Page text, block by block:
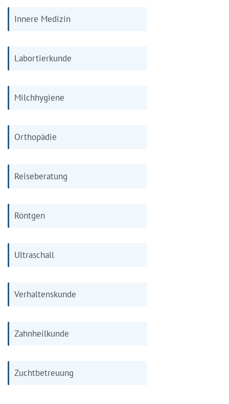
Innere Medizin
Labortierkunde
Milchhygiene
Orthopädie
Reiseberatung
Röntgen
Ultraschall
Verhaltenskunde
Zahnheilkunde
Zuchtbetreuung